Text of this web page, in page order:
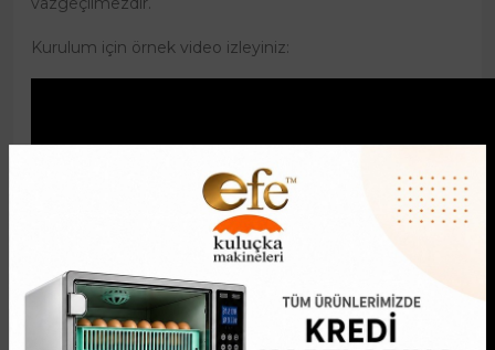
Kurulum için örnek video izleyiniz: